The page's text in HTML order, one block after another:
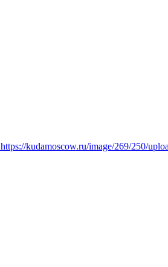
https://kudamoscow.ru/image/269/250/